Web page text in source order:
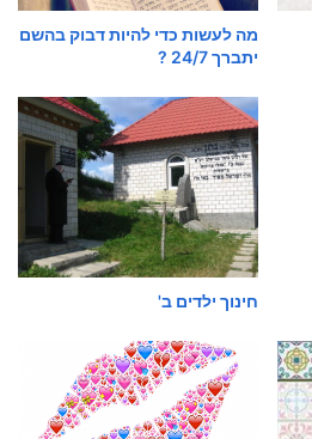
מה לעשות כדי להיות דבוק בהשם
יתברך 24/7 ?
חינוך ילדים ב'